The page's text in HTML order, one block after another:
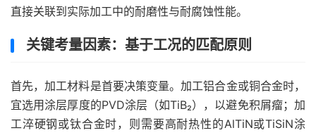
直接关联到实际加工中的耐磨性与耐腐蚀性能。
关键考量因素：基于工况的匹配原则
首先，加工材料是首要决策变量。加工铝合金或铜合金时，
宜选用涂层厚度的PVD涂层（如TiB₂），以避免积屑瘤；加
工淬硬钢或钛合金时，则需要高耐热性的AlTiN或TiSiN涂